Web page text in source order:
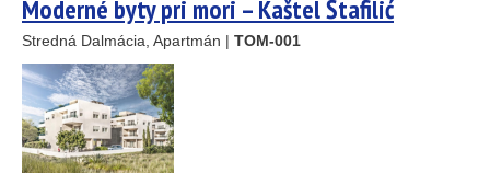
Moderné byty pri mori – Kaštel Štafilić
Stredná Dalmácia, Apartmán | TOM-001